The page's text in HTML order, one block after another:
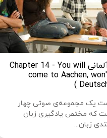
آموزش آلمانی Chapter 14 - You will
come to Aachen,
یک مجموعه‌ی صوتی چهار
که مختص یادگیری زبان
زبان...